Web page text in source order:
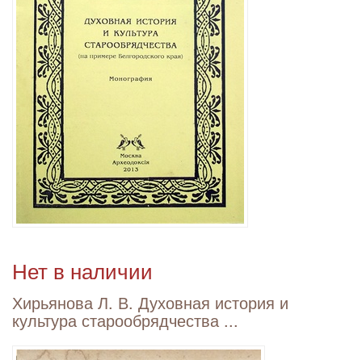
Нет в наличии
Хирьянова Л. В. Духовная история и
культура старообрядчества ...